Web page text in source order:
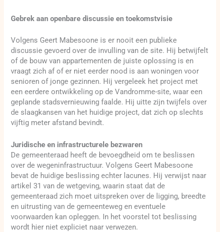
Gebrek aan openbare discussie en toekomstvisie
Volgens Geert Mabesoone is er nooit een publieke
discussie gevoerd over de invulling van de site. Hij betwijfelt
of de bouw van appartementen de juiste oplossing is en
vraagt zich af of er niet eerder nood is aan woningen voor
senioren of jonge gezinnen. Hij vergeleek het project met
een eerdere ontwikkeling op de Vandromme-site, waar een
geplande stadsvernieuwing faalde. Hij uitte zijn twijfels over
de slaagkansen van het huidige project, dat zich op slechts
vijftig meter afstand bevindt.
Juridische en infrastructurele bezwaren
De gemeenteraad heeft de bevoegdheid om te beslissen
over de wegeninfrastructuur. Volgens Geert Mabesoone
bevat de huidige beslissing echter lacunes. Hij verwijst naar
artikel 31 van de wetgeving, waarin staat dat de
gemeenteraad zich moet uitspreken over de ligging, breedte
en uitrusting van de gemeenteweg en eventuele
voorwaarden kan opleggen. In het voorstel tot beslissing
wordt hier niet expliciet naar verwezen.